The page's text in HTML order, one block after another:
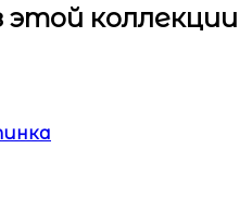
этой коллекции